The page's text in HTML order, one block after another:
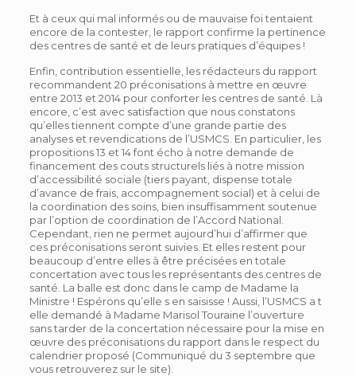
Et à ceux qui mal informés ou de mauvaise foi tentaient
encore de la contester, le rapport confirme la pertinence
des centres de santé et de leurs pratiques d’équipes !
Enfin, contribution essentielle, les rédacteurs du rapport
recommandent 20 préconisations à mettre en œuvre
entre 2013 et 2014 pour conforter les centres de santé. Là
encore, c’est avec satisfaction que nous constatons
qu’elles tiennent compte d’une grande partie des
analyses et revendications de l’USMCS. En particulier, les
propositions 13 et 14 font écho à notre demande de
financement des couts structurels liés à notre mission
d’accessibilité sociale (tiers payant, dispense totale
d’avance de frais, accompagnement social) et à celui de
la coordination des soins, bien insuffisamment soutenue
par l’option de coordination de l’Accord National.
Cependant, rien ne permet aujourd’hui d’affirmer que
ces préconisations seront suivies. Et elles restent pour
beaucoup d’entre elles à être précisées en totale
concertation avec tous les représentants des centres de
santé. La balle est donc dans le camp de Madame la
Ministre ! Espérons qu’elle s en saisisse ! Aussi, l’USMCS a t
elle demandé à Madame Marisol Touraine l’ouverture
sans tarder de la concertation nécessaire pour la mise en
œuvre des préconisations du rapport dans le respect du
calendrier proposé (Communiqué du 3 septembre que
vous retrouverez sur le site).